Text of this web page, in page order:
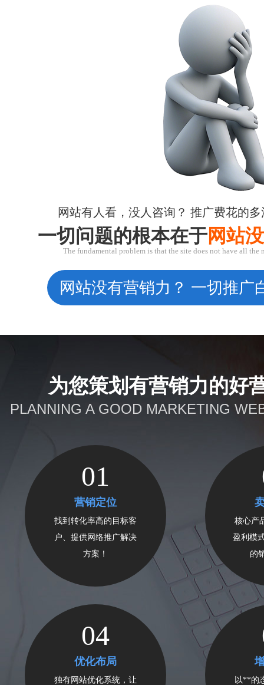
网站有人看，没人咨询？ 推广费花的
一切问题的根本在于网站
The fundamental problem is that the site does not have all the
网站没有营销力？ 一切推广
为您策划有营销力的好
PLANNING A GOOD MARKETING
01
营销定位
找到转化率高的目标客
户、提供网络推广解决
方案！
核心产
盈利模
的
04
优化布局
独有网站优化系统，让
以**的